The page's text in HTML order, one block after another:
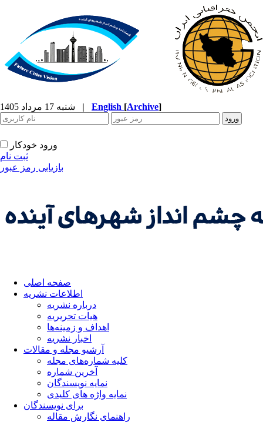
| English [Archive]
ورود خودکار
ثبت نام
بازیابی رمز عبور
صفحه اصلی
اطلاعات نشریه
درباره نشریه
هیات تحریریه
اهداف و زمینه‌ها
اخبار نشریه
آرشیو مجله و مقالات
کلیه شماره‌های مجله
آخرین شماره
نمایه نویسندگان
نمایه واژه های کلیدی
برای نویسندگان
راهنمای نگارش مقاله